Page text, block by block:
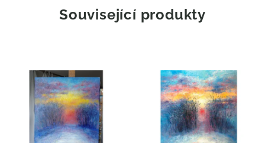
Související produkty